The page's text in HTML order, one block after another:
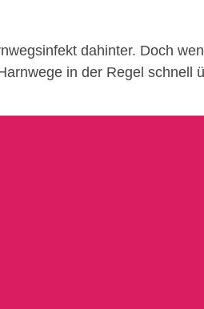
dahinter. Doch
in der Regel schnell